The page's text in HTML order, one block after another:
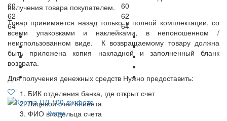
получения товара покупателем.
Товар принимается назад только в полной комплектации, со
всеми упаковками и наклейками, в непоношенном /
неиспользованном виде. К возвращаемому товару должна
быть приложена копия накладной и заполненный бланк
возврата.
Для получения денежных средств Нужно предоставить:
БИК отделения банка, где открыт счет
Лицевой счет Клиента
ФИО владельца счета
60
62
64
60
62
64
Куртка